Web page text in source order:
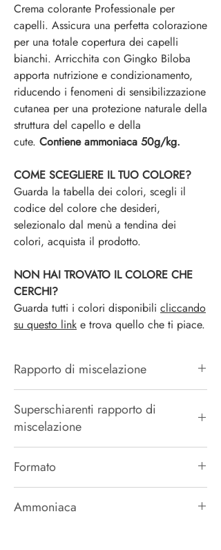
Crema colorante Professionale per
capelli. Assicura una perfetta colorazione
per una totale copertura dei capelli
bianchi. Arricchita con Gingko Biloba
apporta nutrizione e condizionamento,
riducendo i fenomeni di sensibilizzazione
cutanea per una protezione naturale della
struttura del capello e della
cute. Contiene ammoniaca 50g/kg.
COME SCEGLIERE IL TUO COLORE?
Guarda la tabella dei colori, scegli il
codice del colore che desideri,
selezionalo dal menù a tendina dei
colori, acquista il prodotto.
NON HAI TROVATO IL COLORE CHE
CERCHI?
Guarda tutti i colori disponibili cliccando
su questo link e trova quello che ti piace.
Rapporto di miscelazione
Superschiarenti rapporto di
miscelazione
Formato
Ammoniaca